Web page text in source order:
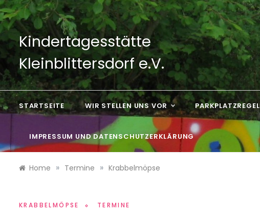
Skip
to
content
Kindertagesstätte
Kleinblittersdorf e.V.
STARTSEITE WIR STELLEN UNS VOR
IMPRESSUM UND DATENSCHUTZERKLÄRUNG
Home » Termine » Krabbelmöpse
KRABBELMÖPSE TERMINE